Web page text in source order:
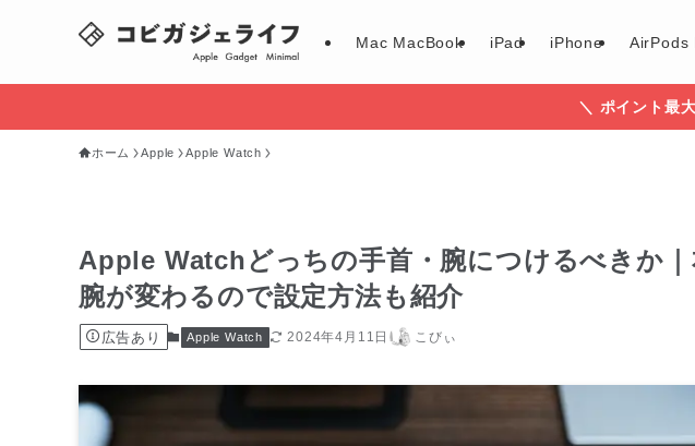
Mac MacBook iPad iPhone AirPods
＼ ポイント最
ホーム Apple Apple Watch
Apple Watchどっちの手首・腕につけるべきか
腕が変わるので設定方法も紹介
広告あり Apple Watch 2024年4月11日 こびぃ